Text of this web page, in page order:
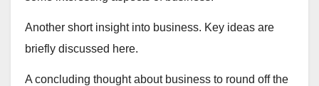
Another short insight into business. Key ideas are
briefly discussed here.
A concluding thought about business to round off the